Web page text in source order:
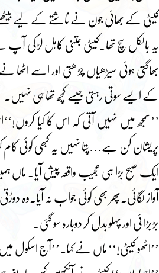
کیٹی کے بھائی جون نے ناشتے کے لیے
یہ بالکل سچ تھا۔کیٹی جتنی کاہل لڑکی آپ
بھاگتی ہوئی سیڑھیاں چڑھتی اور اسے اٹھا
کے ایسے سوتی رہتی جیسے کچھ تھا ہی نہیں۔
’’سمجھ میں نہیں آتی کہ اس کا کیا
پریشان کن ہے…پتا نہیں یہ کبھی کوئی
ایک صبح بڑا ہی عجیب واقعہ پیش آیا۔ ماں
آواز لگائی۔پھر بھی کوئی جواب نہ آیا۔وہ
بڑبڑا ئی اور پہلو بدل کر دوبارہ سو گئی۔
’’اٹھو کیٹی!‘‘ ماں نے کہا۔’’آج اسکول